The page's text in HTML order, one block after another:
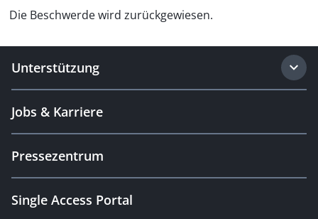
Die Beschwerde wird zurückgewiesen.
Unterstützung
Jobs & Karriere
Pressezentrum
Single Access Portal